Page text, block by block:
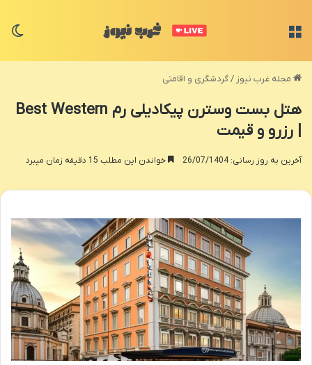
مجله غرب نیوز /گردشگری و اقامتی
هتل بست وسترن پیکادیلی رم Best Western
| رزرو و قیمت
آخرین به روز رسانی: 26/07/1404 خواندن این مطلب 15 دقیقه زمان میبرد